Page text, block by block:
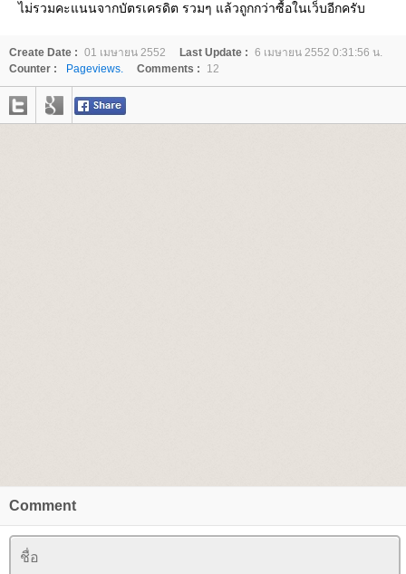
ไม่รวมคะแนนจากบัตรเครดิต รวมๆ แล้วถูกกว่าซื้อในเว็บอีกครับ
Create Date : 01 เมษายน 2552 Last Update : 6 เมษายน 2552 0:31:56 น.
Counter :
Pageviews. Comments : 12
Comment